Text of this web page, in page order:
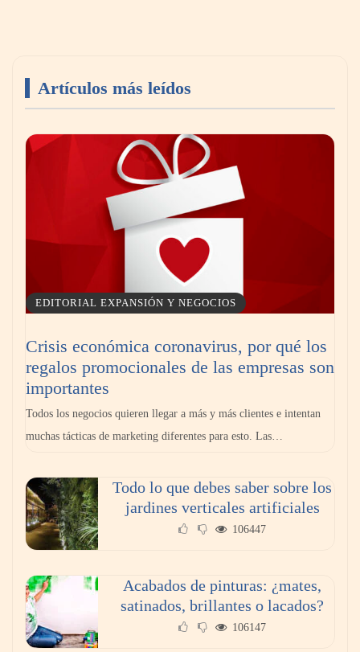
deportivos para gimnasios en México
La llanta más cara puede ser la que menos
cuesta: Michelin lo demuestra ante notario
público
transición a la jornada de 40 horas? Guía
InfoBlock
Artículos más leídos
EDITORIAL EXPANSIÓN Y NEGOCIOS
Crisis económica coronavirus, por qué los
regalos promocionales de las empresas son
importantes
Todos los negocios quieren llegar a más y más clientes e intentan
muchas tácticas de marketing diferentes para esto. Las…
Todo lo que debes saber sobre los
jardines verticales artificiales
106447
Acabados de pinturas: ¿mates,
satinados, brillantes o lacados?
106147